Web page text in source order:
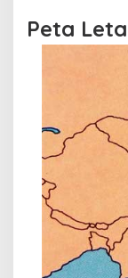
Peta